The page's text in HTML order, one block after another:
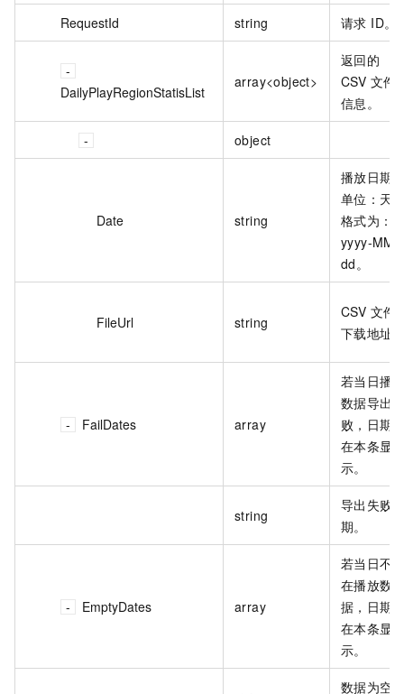
RequestId string 请求 ID。
DailyPlayRegionStatisList
array<object>
返回的
CSV 文件
信息。
object
Date string
播放日期
单位：天
格式为：
yyyy-MM-
dd。
FileUrl string
CSV 文件
下载地址
FailDates array
若当日播
数据导出
败，日期
在本条显
示。
string
导出失败
期。
EmptyDates array
若当日不
在播放数
据，日期
在本条显
示。
数据为空